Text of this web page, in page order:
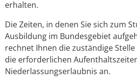
erhalten.
Die Zeiten, in denen Sie sich zum
Ausbildung im Bundesgebiet
rechnet Ihnen die zuständige
die erforderlichen
Niederlassungserlaubnis an.